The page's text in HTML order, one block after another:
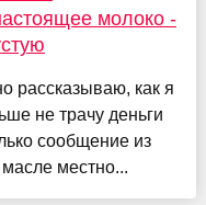
молоко -
рассказываю, как я
не трачу деньги
сообщение из
местно...